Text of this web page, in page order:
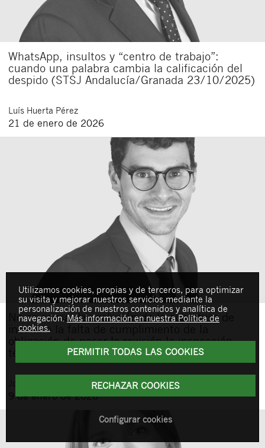
WhatsApp, insultos y “centro de trabajo”:
cuando una palabra cambia la calificación del
despido (STSJ Andalucía/Granada 23/10/2025)
Luís Huerta Pérez
21 de enero de 2026
No es causa de exclusión de la cobertura de
incendio la falta de cumplimiento de la
obligación de pasar la revisión la inspección
técnica del vehículo (ITV)
9 de enero de 2026
Utilizamos cookies, propias y de terceros, para optimizar
su visita y mejorar nuestros servicios mediante la
personalización de nuestros contenidos y analítica de
navegación. Más información en nuestra Política de
cookies.
PERMITIR TODAS LAS COOKIES
RECHAZAR COOKIES
Configurar cookies